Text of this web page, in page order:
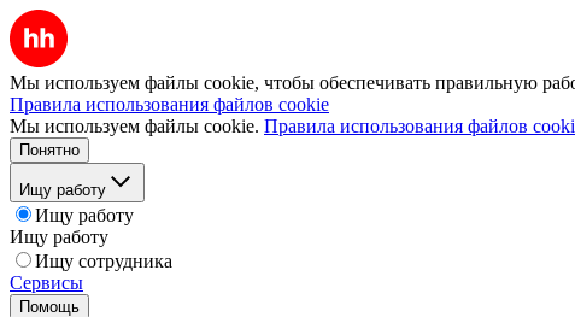
Мы используем файлы cookie, чтобы обеспечивать правильную
Правила использования файлов cookie
Мы используем файлы cookie. Правила использования файлов
Понятно
Ищу работу
Ищу работу
Ищу работу
Ищу сотрудника
Сервисы
Помощь